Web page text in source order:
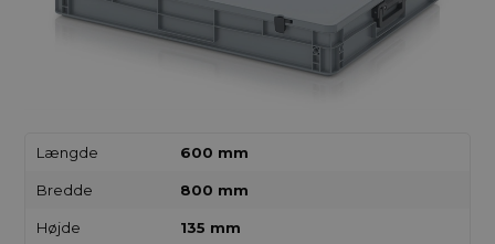
Længde 600 mm
Bredde 800 mm
Højde 135 mm